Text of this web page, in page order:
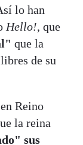
lo han
Hello!, que
que la
de su
en Reino
la reina
sus